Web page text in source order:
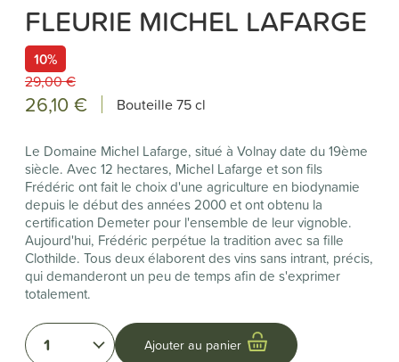
FLEURIE MICHEL LAFARGE
10%
29,00 €
26,10 € Bouteille75 cl
Le Domaine Michel Lafarge, situé à Volnay date du 19ème
siècle. Avec 12 hectares, Michel Lafarge et son fils
Frédéric ont fait le choix d'une agriculture en biodynamie
depuis le début des années 2000 et ont obtenu la
certification Demeter pour l'ensemble de leur vignoble.
Aujourd'hui, Frédéric perpétue la tradition avec sa fille
Clothilde. Tous deux élaborent des vins sans intrant, précis,
qui demanderont un peu de temps afin de s'exprimer
totalement.
1 Ajouter au panier